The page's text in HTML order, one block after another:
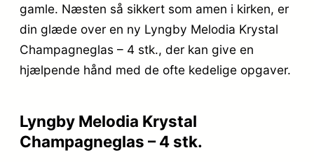
gamle. Næsten så sikkert som amen i kirken, er
din glæde over en ny Lyngby Melodia Krystal
Champagneglas – 4 stk., der kan give en
hjælpende hånd med de ofte kedelige opgaver.
Lyngby Melodia Krystal
Champagneglas – 4 stk.